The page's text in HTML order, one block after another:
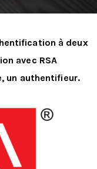
à deux
avec RSA
un authentifieur.